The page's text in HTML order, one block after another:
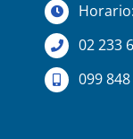
02 233
099